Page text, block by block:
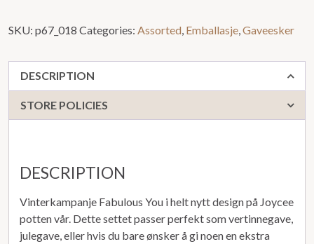
SKU: p67_018 Categories: Assorted Emballasje Gaveesker
DESCRIPTION
STORE POLICIES
DESCRIPTION
Vinterkampanje Fabulous You i helt nytt design på Joycee
potten vår. Dette settet passer perfekt som vertinnegave,
julegave, eller hvis du bare ønsker å gi noen en ekstra